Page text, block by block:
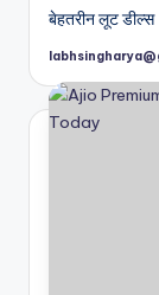
बेहतरीन लूट
Posted